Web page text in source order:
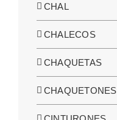
CHAL
CHALECOS
CHAQUETAS
CHAQUETONES